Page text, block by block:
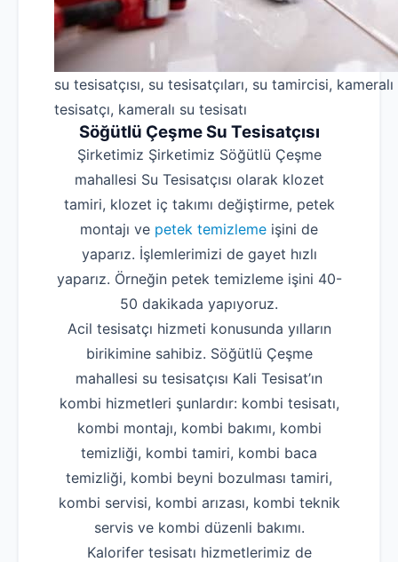
su tesisatçısı, su tesisatçıları, su tamircisi,
tesisatçı, kameralı su tesisatı
Söğütlü Çeşme Su Tesisatçısı
Şirketimiz Şirketimiz Söğütlü Çeşme
mahallesi Su Tesisatçısı olarak klozet
tamiri, klozet iç takımı değiştirme, petek
montajı ve petek temizleme işini de
yaparız. İşlemlerimizi de gayet hızlı
yaparız. Örneğin petek temizleme işini 40-
50 dakikada yapıyoruz.
Acil tesisatçı hizmeti konusunda yılların
birikimine sahibiz. Söğütlü Çeşme
mahallesi su tesisatçısı Kali Tesisat’ın
kombi hizmetleri şunlardır: kombi tesisatı,
kombi montajı, kombi bakımı, kombi
temizliği, kombi tamiri, kombi baca
temizliği, kombi beyni bozulması tamiri,
kombi servisi, kombi arızası, kombi teknik
servis ve kombi düzenli bakımı.
Kalorifer tesisatı hizmetlerimiz de